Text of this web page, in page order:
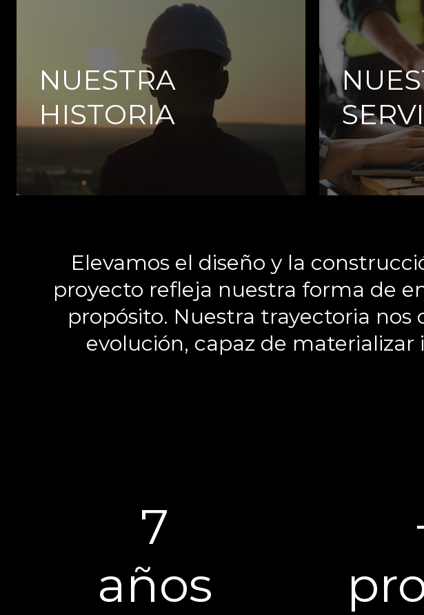
NUESTRA
HISTORIA
Elevamos el diseño y la
proyecto refleja nuestra forma de
propósito. Nuestra trayectoria
evolución, capaz de
7
años